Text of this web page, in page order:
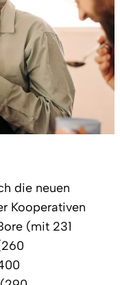
die neuen
Kooperativen
(mit 231